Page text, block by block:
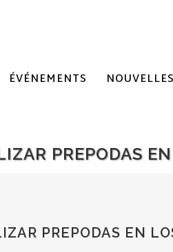
ÉVÉNEMENTS NOUVELLES
PREPODAS
PREPODAS EN